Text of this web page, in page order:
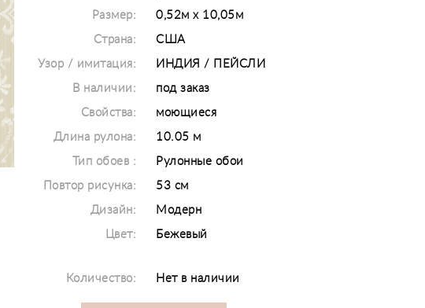
Размер: 0,52м х 10,05м
Страна: США
Узор / имитация: ИНДИЯ / ПЕЙСЛИ
В наличии: под заказ
Свойства: моющиеся
Длина рулона: 10.05 м
Тип обоев : Рулонные обои
Повтор рисунка: 53 см
Дизайн: Модерн
Цвет: Бежевый
Количество: Нет в наличии